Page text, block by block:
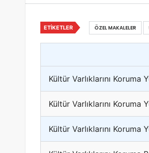
Kültür Varlıklarını
Kültür Varlıklarını
Kültür Varlıklarını Koruma
ETIKETLER ÖZEL MAKALELER